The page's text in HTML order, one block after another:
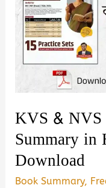
KVS &
Summary
Download
Book Summary,